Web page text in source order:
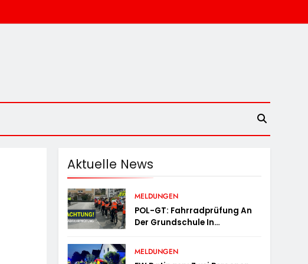
Aktuelle News
MELDUNGEN
POL-GT: Fahrradprüfung An
Der Grundschule In
MELDUNGEN